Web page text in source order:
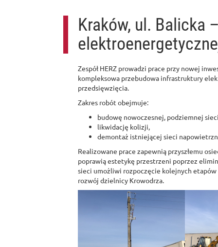
Kraków, ul. Balicka
Zespół HERZ prowadzi prace przy nowej
kompleksowa przebudowa infrastruktury
przedsięwzięcia.
Zakres robót obejmuje:
budowę nowoczesnej, podziemnej
likwidację kolizji,
demontaż istniejącej sieci
Realizowane prace zapewnią przyszłemu
poprawią estetykę przestrzeni poprzez
sieci umożliwi rozpoczęcie kolejnych
rozwój dzielnicy Krowodrza.